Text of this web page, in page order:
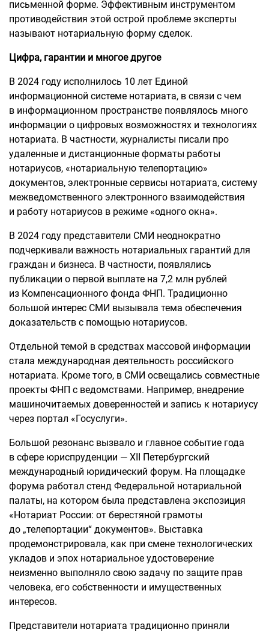
письменной форме. Эффективным инструментом
противодействия этой острой проблеме эксперты
называют нотариальную форму сделок.
Цифра, гарантии и многое другое
В 2024 году исполнилось 10 лет Единой
информационной системе нотариата, в связи с чем
в информационном пространстве появлялось много
информации о цифровых возможностях и технологиях
нотариата. В частности, журналисты писали про
удаленные и дистанционные форматы работы
нотариусов, «нотариальную телепортацию»
документов, электронные сервисы нотариата, систему
межведомственного электронного взаимодействия
и работу нотариусов в режиме «одного окна».
В 2024 году представители СМИ неоднократно
подчеркивали важность нотариальных гарантий для
граждан и бизнеса. В частности, появлялись
публикации о первой выплате на 7,2 млн рублей
из Компенсационного фонда ФНП. Традиционно
большой интерес СМИ вызывала тема обеспечения
доказательств с помощью нотариусов.
Отдельной темой в средствах массовой информации
стала международная деятельность российского
нотариата. Кроме того, в СМИ освещались совместные
проекты ФНП с ведомствами. Например, внедрение
машиночитаемых доверенностей и запись к нотариусу
через портал «Госуслуги».
Большой резонанс вызвало и главное событие года
в сфере юриспруденции — XII Петербургский
международный юридический форум. На площадке
форума работал стенд Федеральной нотариальной
палаты, на котором была представлена экспозиция
«Нотариат России: от берестяной грамоты
до „телепортации“ документов». Выставка
продемонстрировала, как при смене технологических
укладов и эпох нотариальное удостоверение
неизменно выполняло свою задачу по защите прав
человека, его собственности и имущественных
интересов.
Представители нотариата традиционно приняли